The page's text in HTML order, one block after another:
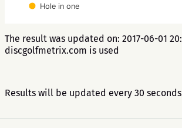
Hole in one
The result was updated on: 2017-06-01
discgolfmetrix.com is used
Results will be updated every 30